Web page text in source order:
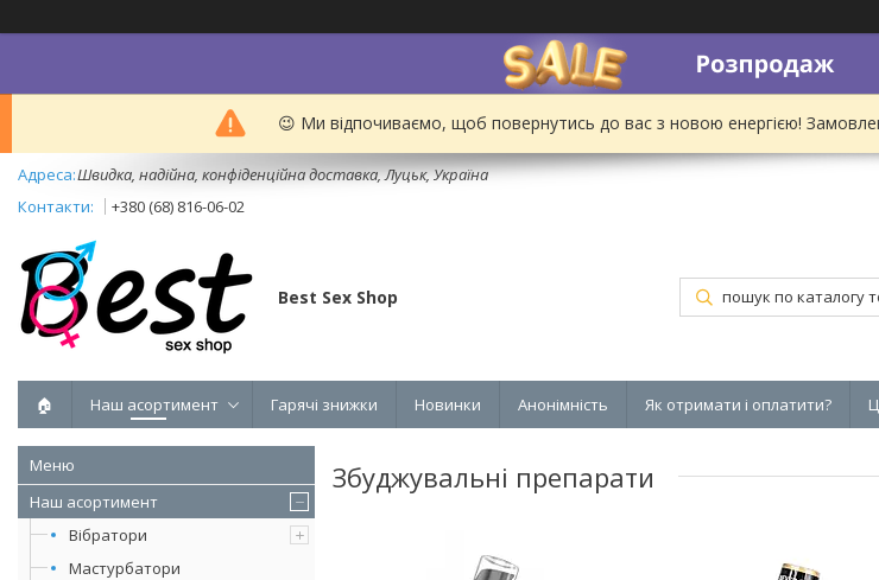
😉 Ми відпочиваємо, щоб повернутись до вас з новою енергією!
Швидка, надійна, конфіденційна доставка, Луцьк, Україна
+380 (68) 816-06-02
Best Sex Shop
🏠 Наш асортимент Гарячі знижки Новинки Анонімність Як отримати і оплатити?
Наш асортимент
Вібратори
Мастурбатори
Збуджувальні препарати